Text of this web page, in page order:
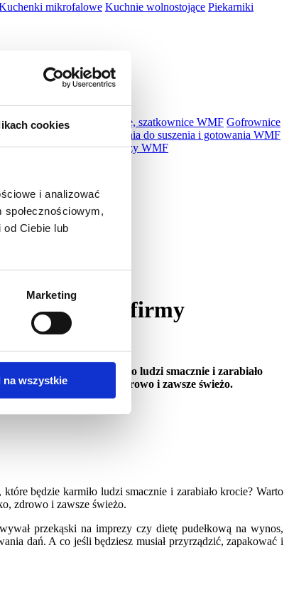
cookies
i analizować
Ciebie lub
Marketing
na wszystkie
mikrofalowe Kuchnie wolnostojące Piekarniki
miksery WMF Krajalnice, szatkownice WMF Gofrownice
indukcyjne WMF
Urządzenia do suszenia i gotowania WMF
WMF Zestawy noży WMF
cechy dobrej firmy
które będzie karmiło ludzi smacznie i zarabiało
powinno być szybko, zdrowo i zawsze świeżo.
będzie karmiło ludzi smacznie i zarabiało krocie? Warto
zdrowo i zawsze świeżo.
przekąski na imprezy czy dietę pudełkową na wynos,
dań. A co jeśli będziesz musiał przyrządzić, zapakować i